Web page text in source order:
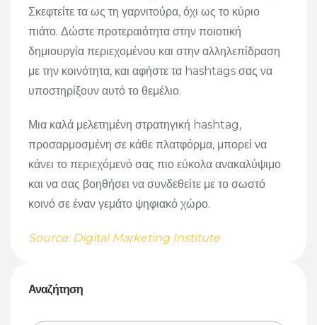
Σκεφτείτε τα ως τη γαρνιτούρα, όχι ως το κύριο
πιάτο. Δώστε προτεραιότητα στην ποιοτική
δημιουργία περιεχομένου και στην αλληλεπίδραση
με την κοινότητα, και αφήστε τα hashtags σας να
υποστηρίξουν αυτό το θεμέλιο.
Μια καλά μελετημένη στρατηγική hashtag,
προσαρμοσμένη σε κάθε πλατφόρμα, μπορεί να
κάνει το περιεχόμενό σας πιο εύκολα ανακαλύψιμο
και να σας βοηθήσει να συνδεθείτε με το σωστό
κοινό σε έναν γεμάτο ψηφιακό χώρο.
Source: Digital Marketing Institute
Αναζήτηση